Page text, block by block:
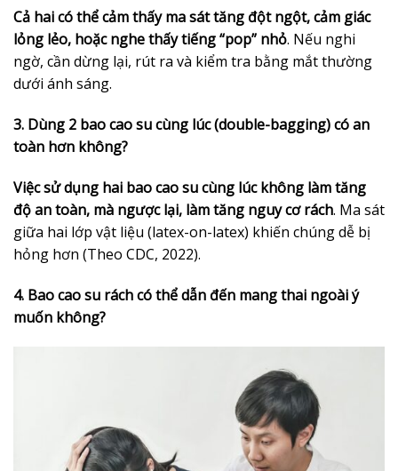
Cả hai có thể cảm thấy ma sát tăng đột ngột, cảm giác
lỏng lẻo, hoặc nghe thấy tiếng “pop” nhỏ. Nếu nghi
ngờ, cần dừng lại, rút ra và kiểm tra bằng mắt thường
dưới ánh sáng.
3. Dùng 2 bao cao su cùng lúc (double-bagging) có an
toàn hơn không?
Việc sử dụng hai bao cao su cùng lúc không làm tăng
độ an toàn, mà ngược lại, làm tăng nguy cơ rách. Ma sát
giữa hai lớp vật liệu (latex-on-latex) khiến chúng dễ bị
hỏng hơn (Theo CDC, 2022).
4. Bao cao su rách có thể dẫn đến mang thai ngoài ý
muốn không?